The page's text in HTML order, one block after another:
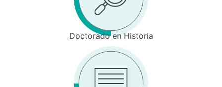
Doctorado en Historia